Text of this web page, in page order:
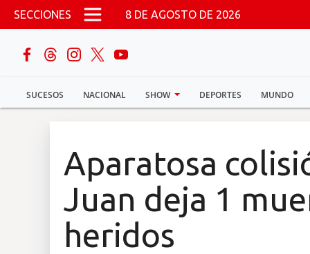
Pasar al contenido principal
SECCIONES 8 DE AGOSTO DE 2026
SUCESOS NACIONAL SHOW DEPORTES MUNDO
buscar
Sucesos
Aparatosa
Juan deja 1
heridos